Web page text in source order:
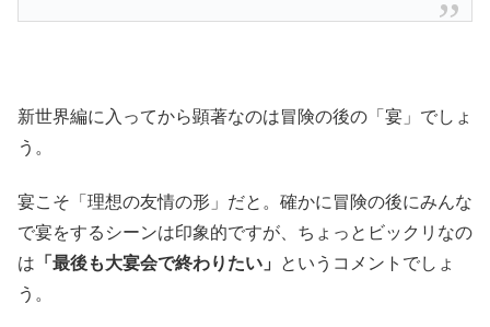
新世界編に入ってから顕著なのは冒険の後の「宴」でしょ
う。
宴こそ「理想の友情の形」だと。確かに冒険の後にみんな
で宴をするシーンは印象的ですが、ちょっとビックリなの
は 「最後も大宴会で終わりたい」
というコメントでしょ
う。